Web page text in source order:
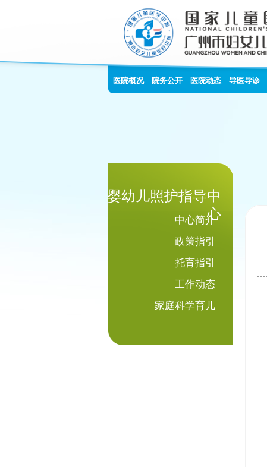
医院概况 院务公开 医院动态 导医导诊
婴幼儿照护指导中
心
中心简介
政策指引
托育指引
工作动态
家庭科学育儿